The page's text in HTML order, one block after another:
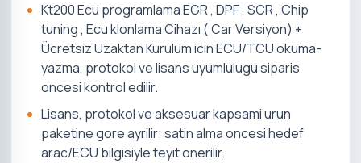
Kt200 Ecu programlama EGR , DPF , SCR , Chip
tuning , Ecu klonlama Cihazı ( Car Versiyon) +
Ücretsiz Uzaktan Kurulum icin ECU/TCU okuma-
yazma, protokol ve lisans uyumlulugu siparis
oncesi kontrol edilir.
Lisans, protokol ve aksesuar kapsami urun
paketine gore ayrilir; satin alma oncesi hedef
arac/ECU bilgisiyle teyit onerilir.